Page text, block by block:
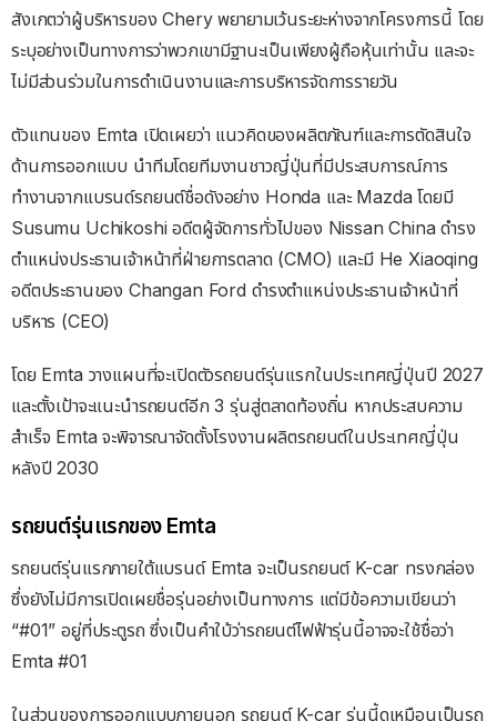
สังเกตว่าผู้บริหารของ Chery พยายามเว้นระยะห่างจากโครงการนี้ โดย
ระบุอย่างเป็นทางการว่าพวกเขามีฐานะเป็นเพียงผู้ถือหุ้นเท่านั้น และจะ
ไม่มีส่วนร่วมในการดำเนินงานและการบริหารจัดการรายวัน
ตัวแทนของ Emta เปิดเผยว่า แนวคิดของผลิตภัณฑ์และการตัดสินใจ
ด้านการออกแบบ นำทีมโดยทีมงานชาวญี่ปุ่นที่มีประสบการณ์การ
ทำงานจากแบรนด์รถยนต์ชื่อดังอย่าง Honda และ Mazda โดยมี
Susumu Uchikoshi อดีตผู้จัดการทั่วไปของ Nissan China ดำรง
ตำแหน่งประธานเจ้าหน้าที่ฝ่ายการตลาด (CMO) และมี He Xiaoqing
อดีตประธานของ Changan Ford ดำรงตำแหน่งประธานเจ้าหน้าที่
บริหาร (CEO)
โดย Emta วางแผนที่จะเปิดตัวรถยนต์รุ่นแรกในประเทศญี่ปุ่นปี 2027
และตั้งเป้าจะแนะนำรถยนต์อีก 3 รุ่นสู่ตลาดท้องถิ่น หากประสบความ
สำเร็จ Emta จะพิจารณาจัดตั้งโรงงานผลิตรถยนต์ในประเทศญี่ปุ่น
หลังปี 2030
รถยนต์รุ่นแรกของ Emta
รถยนต์รุ่นแรกภายใต้แบรนด์ Emta จะเป็นรถยนต์ K-car ทรงกล่อง
ซึ่งยังไม่มีการเปิดเผยชื่อรุ่นอย่างเป็นทางการ แต่มีข้อความเขียนว่า
“#01” อยู่ที่ประตูรถ ซึ่งเป็นคำใบ้ว่ารถยนต์ไฟฟ้ารุ่นนี้อาจจะใช้ชื่อว่า
Emta #01
ในส่วนของการออกแบบภายนอก รถยนต์ K-car รุ่นนี้ดูเหมือนเป็นรถ